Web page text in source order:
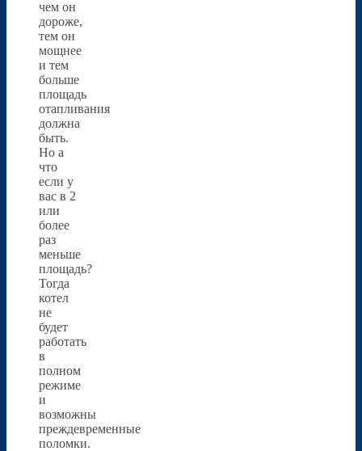
чем он
дороже,
тем он
мощнее
и тем
больше
площадь
отапливания
должна
быть.
Но а
что
если у
вас в 2
или
более
раз
меньше
площадь?
Тогда
котел
не
будет
работать
в
полном
режиме
и
возможны
преждевременные
поломки.